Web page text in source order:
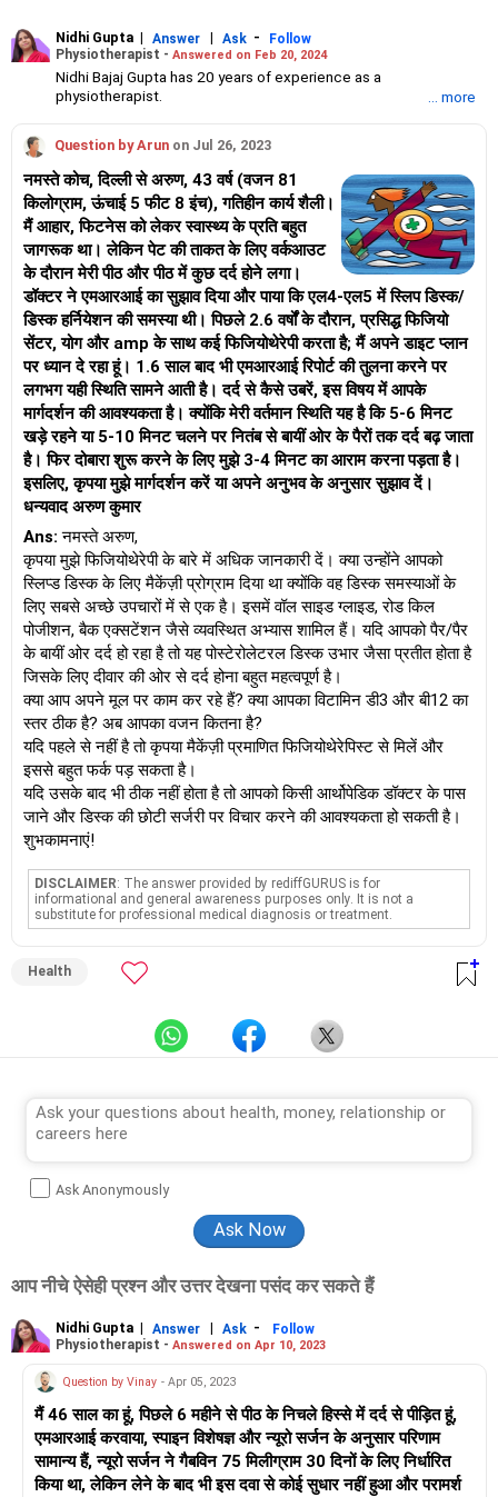
Nidhi Gupta | Answer | Ask -
Follow
Physiotherapist - Answered on Feb 20, 2024
Nidhi Bajaj Gupta has 20 years of experience as a
physiotherapist.
She has a bachelor's degree in physiotherapy from Sancheti
Institute for Orthopaedics and Rehabilitation, Pune, and
certifications in myofascial release, dry needling and
craniosacral therapy from New York, San Francisco and
Singapore.
She combines both Eastern and Western ways of healing.
... more
Question by Arun on Jul 26, 2023
नमस्ते कोच, दिल्ली से अरुण, 43 वर्ष (वजन 81
किलोग्राम, ऊंचाई 5 फीट 8 इंच), गतिहीन कार्य शैली।
मैं आहार, फिटनेस को लेकर स्वास्थ्य के प्रति बहुत
जागरूक था। लेकिन पेट की ताकत के लिए वर्कआउट
के दौरान मेरी पीठ और पीठ में कुछ दर्द होने लगा।
डॉक्टर ने एमआरआई का सुझाव दिया और पाया कि एल4-एल5 में स्लिप डिस्क/
डिस्क हर्नियेशन की समस्या थी। पिछले 2.6 वर्षों के दौरान, प्रसिद्ध फिजियो
सेंटर, योग और amp के साथ कई फिजियोथेरेपी करता है; मैं अपने डाइट प्लान
पर ध्यान दे रहा हूं। 1.6 साल बाद भी एमआरआई रिपोर्ट की तुलना करने पर
लगभग यही स्थिति सामने आती है। दर्द से कैसे उबरें, इस विषय में आपके
मार्गदर्शन की आवश्यकता है। क्योंकि मेरी वर्तमान स्थिति यह है कि 5-6 मिनट
खड़े रहने या 5-10 मिनट चलने पर नितंब से बायीं ओर के पैरों तक दर्द बढ़ जाता
है। फिर दोबारा शुरू करने के लिए मुझे 3-4 मिनट का आराम करना पड़ता है।
इसलिए, कृपया मुझे मार्गदर्शन करें या अपने अनुभव के अनुसार सुझाव दें।
धन्यवाद अरुण कुमार
Ans: नमस्ते अरुण,
कृपया मुझे फिजियोथेरेपी के बारे में अधिक जानकारी दें। क्या उन्होंने आपको
स्लिप्ड डिस्क के लिए मैकेंज़ी प्रोग्राम दिया था क्योंकि वह डिस्क समस्याओं के
लिए सबसे अच्छे उपचारों में से एक है। इसमें वॉल साइड ग्लाइड, रोड किल
पोजीशन, बैक एक्सटेंशन जैसे व्यवस्थित अभ्यास शामिल हैं। यदि आपको पैर/पैर
के बायीं ओर दर्द हो रहा है तो यह पोस्टेरोलेटरल डिस्क उभार जैसा प्रतीत होता है
जिसके लिए दीवार की ओर से दर्द होना बहुत महत्वपूर्ण है।
क्या आप अपने मूल पर काम कर रहे हैं? क्या आपका विटामिन डी3 और बी12 का
स्तर ठीक है? अब आपका वजन कितना है?
यदि पहले से नहीं है तो कृपया मैकेंज़ी प्रमाणित फिजियोथेरेपिस्ट से मिलें और
इससे बहुत फर्क पड़ सकता है।
यदि उसके बाद भी ठीक नहीं होता है तो आपको किसी आर्थोपेडिक डॉक्टर के पास
जाने और डिस्क की छोटी सर्जरी पर विचार करने की आवश्यकता हो सकती है।
शुभकामनाएं!
DISCLAIMER: The answer provided by rediffGURUS is for
informational and general awareness purposes only. It is not a
substitute for professional medical diagnosis or treatment.
Health
Ask Anonymously
आप नीचे ऐसेही प्रश्न और उत्तर देखना पसंद कर सकते हैं
Nidhi Gupta | Answer | Ask -
Follow
Physiotherapist - Answered on Apr 10, 2023
Question by Vinay - Apr 05, 2023
मैं 46 साल का हूं, पिछले 6 महीने से पीठ के निचले हिस्से में दर्द से पीड़ित हूं,
एमआरआई करवाया, स्पाइन विशेषज्ञ और न्यूरो सर्जन के अनुसार परिणाम
सामान्य हैं, न्यूरो सर्जन ने गैबविन 75 मिलीग्राम 30 दिनों के लिए निर्धारित
किया था, लेकिन लेने के बाद भी इस दवा से कोई सुधार नहीं हुआ और परामर्श